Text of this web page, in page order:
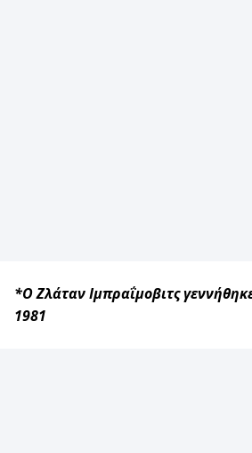
*Ο Ζλάταν Ιμπραΐμοβιτς
1981